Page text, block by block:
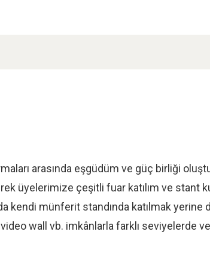
arasında eşgüdüm ve güç birliği
üyelerimize çeşitli fuar katılım ve stant
kendi münferit standında katılmak
wall vb. imkânlarla farklı seviyelerde